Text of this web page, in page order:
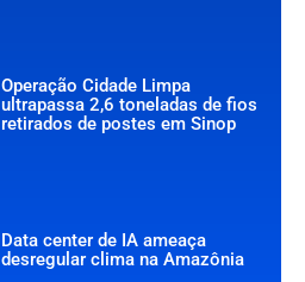
Operação Cidade Limpa
ultrapassa 2,6 toneladas de fios
retirados de postes em Sinop
Data center de IA ameaça
desregular clima na Amazônia